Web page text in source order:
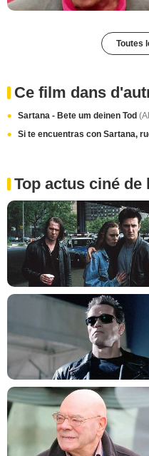
Toutes
Ce film dans
Sartana - Bete um deinen Tod
Si te encuentras con Sartana,
Top actus ciné de